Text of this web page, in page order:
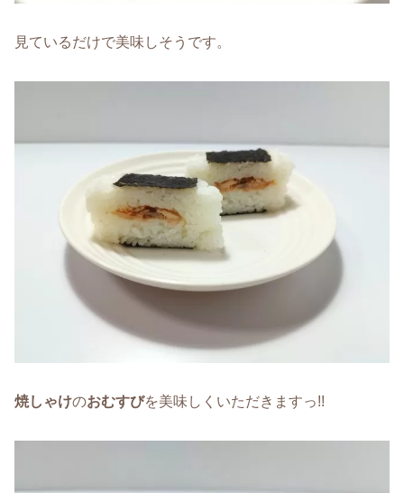
見ているだけで美味しそうです。
焼しゃけのおむすびを美味しくいただきますっ!!